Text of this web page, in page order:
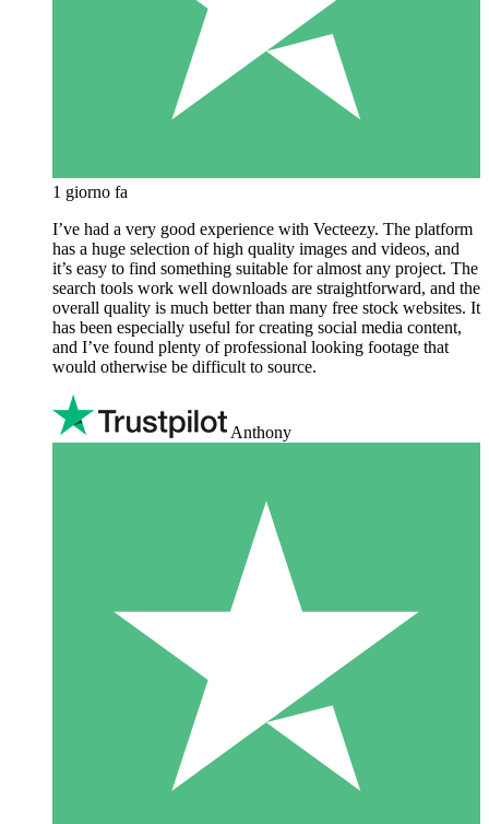
1 giorno fa
I’ve had a very good experience with Vecteezy. The platform
has a huge selection of high quality images and videos, and
it’s easy to find something suitable for almost any project. The
search tools work well downloads are straightforward, and the
overall quality is much better than many free stock websites. It
has been especially useful for creating social media content,
and I’ve found plenty of professional looking footage that
would otherwise be difficult to source.
Anthony